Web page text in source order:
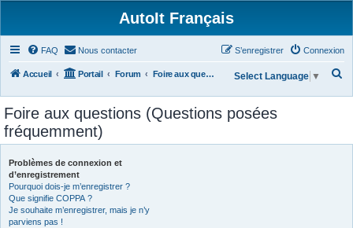
AutoIt Français
FAQ Nous contacter Connexion
S’enregistrer
Accueil Portail Forum Foire aux questions (Questions posées fréquemment) Select Language ▼
Foire aux questions (Questions posées
fréquemment)
Problèmes de connexion et
d’enregistrement
Pourquoi dois-je m’enregistrer ?
Que signifie COPPA ?
Je souhaite m’enregistrer, mais je n’y
parviens pas !